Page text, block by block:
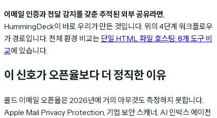
이메일 인증과 전달 감지를 갖춘 추적된 외부 공유라면,
HummingDeck이 바로 우리가 만든 것입니다. 위의 4단계 워크플로우
가 경로입니다. 전체 환경 비교는 단일 HTML 파일 호스팅: 8개 도구 비
교에 있습니다.
이 신호가 오픈율보다 더 정직한 이유
콜드 이메일 오픈율은 2026년에 거의 아무것도 측정하지 못합니다.
Apple Mail Privacy Protection, 기업 보안 스캐너, AI 인박스 에이전